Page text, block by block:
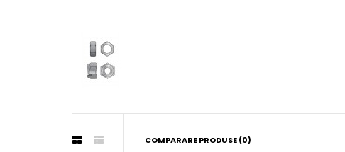
COMPARARE PRODUSE (0)